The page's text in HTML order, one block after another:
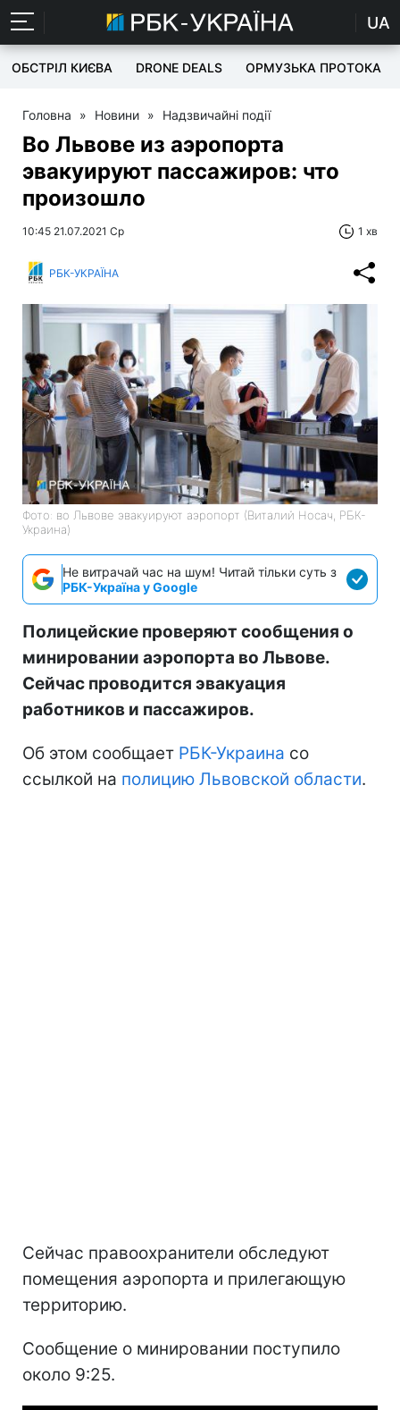
UA
ОБСТРІЛ КИЄВА DRONE DEALS ОРМУЗЬКА ПРОТОКА
Головна » Новини » Надзвичайні події
Во Львове из аэропорта
эвакуируют пассажиров: что
произошло
10:45 21.07.2021 Ср 1 хв
РБК-УКРАЇНА
Фото: во Львове эвакуируют аэропорт (Виталий Носач, РБК-
Украина)
Не витрачай час на шум! Читай тільки суть з
РБК-Україна у Google
Полицейские проверяют сообщения о
минировании аэропорта во Львове.
Сейчас проводится эвакуация
работников и пассажиров.
Об этом сообщает РБК-Украина со
ссылкой на полицию Львовской области.
Сейчас правоохранители обследуют
помещения аэропорта и прилегающую
территорию.
Сообщение о минировании поступило
около 9:25.